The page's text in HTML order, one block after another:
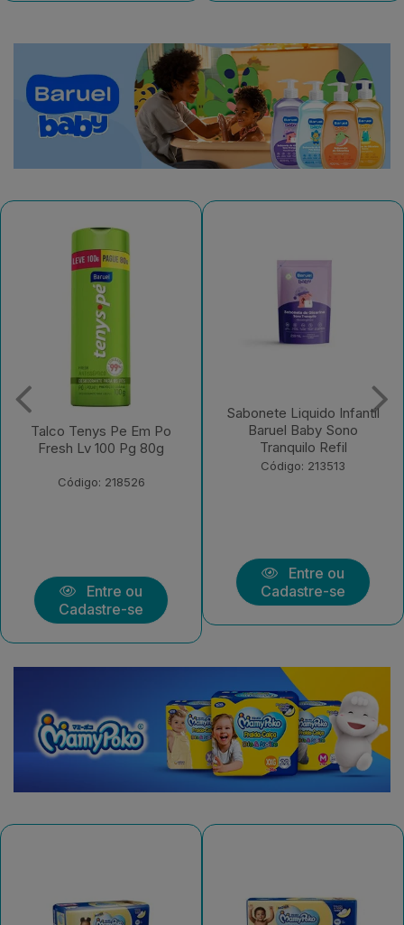
Sabonete Liquido Infantil
Baruel Baby Sono
Tranquilo Refil
Entre ou
Cadastre-se
Sabonete Liquido Infantil
Baruel Baby Sem Corante
Refil
Código: 213512
Entre ou
Cadastre-se